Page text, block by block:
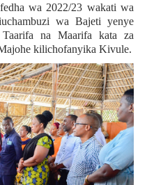
wa 2022/23 wakati wa
wa Bajeti yenye
na Maarifa kata za
kilichofanyika Kivule.